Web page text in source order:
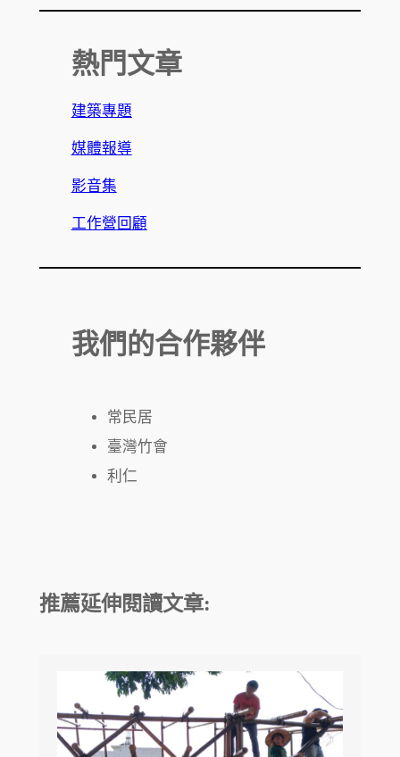
熱門文章
建築專題
媒體報導
影音集
工作營回顧
我們的合作夥伴
常民居
臺灣竹會
利仁
推薦延伸閱讀文章: